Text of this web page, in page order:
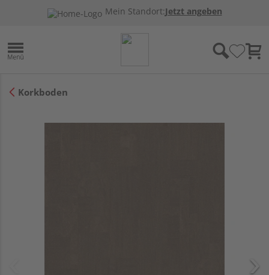
Mein Standort:Jetzt angeben
Korkboden